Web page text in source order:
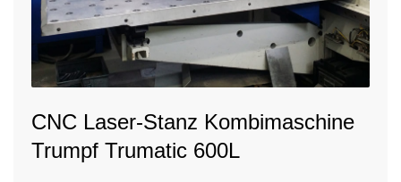
CNC Laser-Stanz Kombimaschine
Trumpf Trumatic 600L